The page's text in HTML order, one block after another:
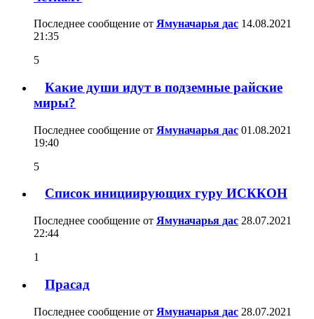
Последнее сообщение от Ямуначарья дас 14.08.2021
21:35
5
Какие души идут в подземные райские
миры?
Последнее сообщение от Ямуначарья дас 01.08.2021
19:40
5
Список инициирующих гуру ИСККОН
Последнее сообщение от Ямуначарья дас 28.07.2021
22:44
1
Прасад
Последнее сообщение от Ямуначарья дас 28.07.2021